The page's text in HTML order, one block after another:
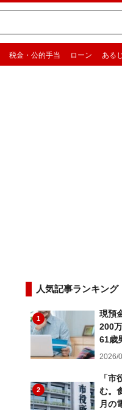
税金・公的手当 ローン ある
人気記事ランキング
1
現預
200
61歳
2026/
2
「
む。
月の